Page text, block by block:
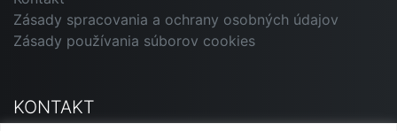
Zásady spracovania a ochrany osobných údajov
Zásady používania súborov cookies
KONTAKT